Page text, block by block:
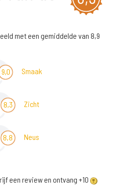
met een gemiddelde van 8,9
9,0 Smaak
8,3 Zicht
8,8 Neus
een review en ontvang +10